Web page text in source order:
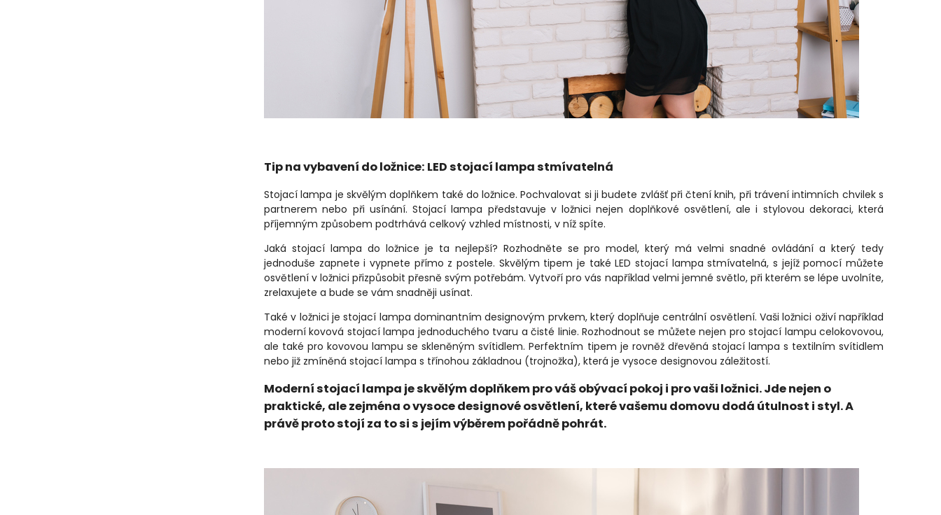
Tip na vybavení do ložnice: LED stojací lampa stmívatelná
Stojací lampa je skvělým doplňkem také do ložnice. Pochvalovat si ji budete zvlášť při čtení knih, při trávení intimních chvilek s
partnerem nebo při usínání. Stojací lampa představuje v ložnici nejen doplňkové osvětlení, ale i stylovou dekoraci, která
příjemným způsobem podtrhává celkový vzhled místnosti, v níž spíte.
Jaká stojací lampa do ložnice je ta nejlepší? Rozhodněte se pro model, který má velmi snadné ovládání a který tedy
jednoduše zapnete i vypnete přímo z postele. Skvělým tipem je také LED stojací lampa stmívatelná, s jejíž pomocí můžete
osvětlení v ložnici přizpůsobit přesně svým potřebám. Vytvoří pro vás například velmi jemné světlo, při kterém se lépe uvolníte,
zrelaxujete a bude se vám snadněji usínat.
Také v ložnici je stojací lampa dominantním designovým prvkem, který doplňuje centrální osvětlení. Vaši ložnici oživí například
moderní kovová stojací lampa jednoduchého tvaru a čisté linie. Rozhodnout se můžete nejen pro stojací lampu celokovovou,
ale také pro kovovou lampu se skleněným svítidlem. Perfektním tipem je rovněž dřevěná stojací lampa s textilním svítidlem
nebo již zmíněná stojací lampa s třínohou základnou (trojnožka), která je vysoce designovou záležitostí.
Moderní stojací lampa je skvělým doplňkem pro váš obývací pokoj i pro vaši ložnici. Jde nejen o
praktické, ale zejména o vysoce designové osvětlení, které vašemu domovu dodá útulnost i styl. A
právě proto stojí za to si s jejím výběrem pořádně pohrát.